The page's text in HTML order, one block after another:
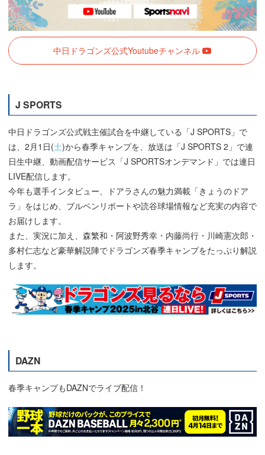
中日ドラゴンズ公式Youtubeチャンネル
J SPORTS
中日ドラゴンズ公式戦主催試合を中継している「J SPORTS」で
は、2月1日(土)から春季キャンプを、放送は「J SPORTS 2」で連
日生中継、動画配信サービス「J SPORTSオンデマンド」では連日
LIVE配信します。
今年も選手インタビュー、ドアラさんの魅力満載「きょうのドア
ラ」をはじめ、ブルペンリポートや読谷球場情報など充実の内容で
お届けします。
また、実況に加え、森繁和・阿波野秀幸・内藤尚行・川崎憲次郎・
多村仁志など豪華解説陣でドラゴンズ春季キャンプをたっぷり解説
します。
DAZN
春季キャンプもDAZNでライブ配信！